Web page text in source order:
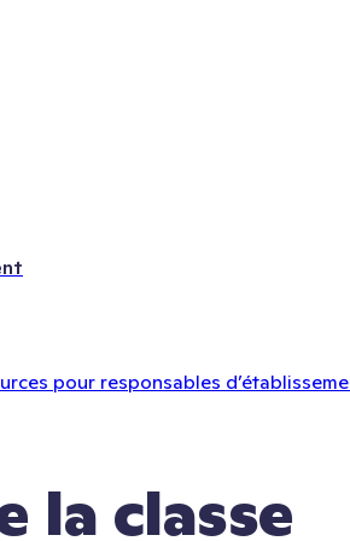
pour responsables
la classe